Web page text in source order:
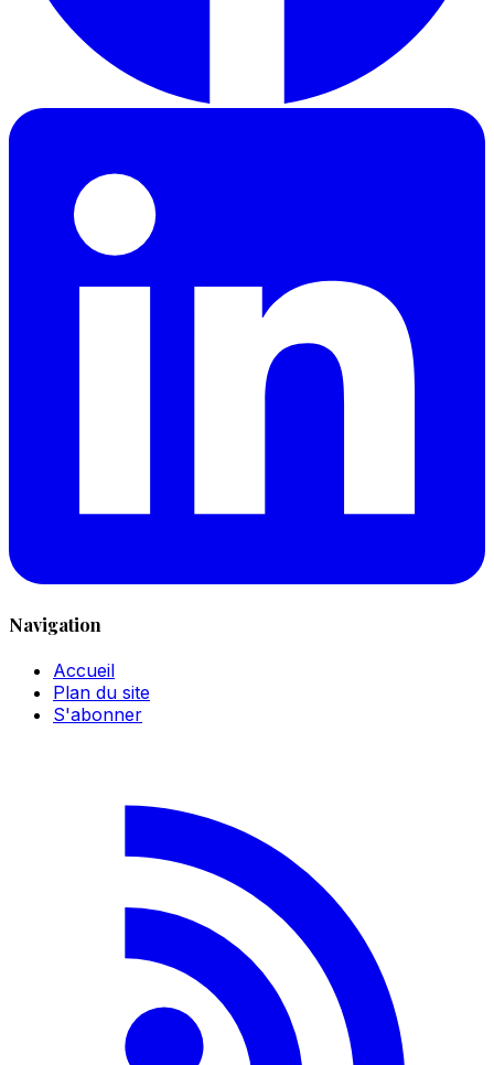
Navigation
Accueil
Plan du site
S'abonner